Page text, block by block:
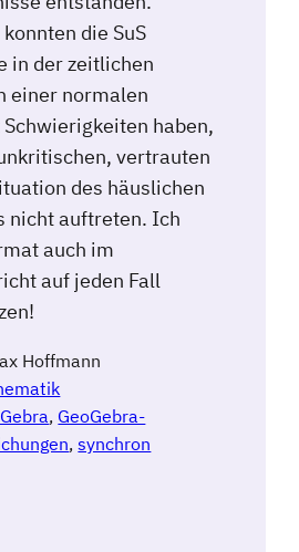
die SuS
in der zeitlichen
einer normalen
haben,
vertrauten
des häuslichen
nicht auftreten. Ich
auch im
auf jeden Fall
Hoffmann
, GeoGebra-
, synchron